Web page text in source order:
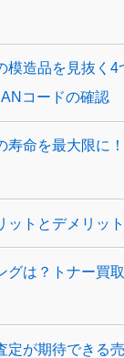
模造品を見抜く
コードの確認
寿命を最大限に
ットとデメリッ
グは？トナー買
定が期待できる